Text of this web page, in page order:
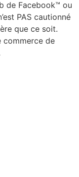
de Facebook™ ou
PAS cautionné
que ce soit.
commerce de